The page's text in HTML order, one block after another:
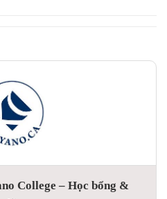
College – Học bổng &